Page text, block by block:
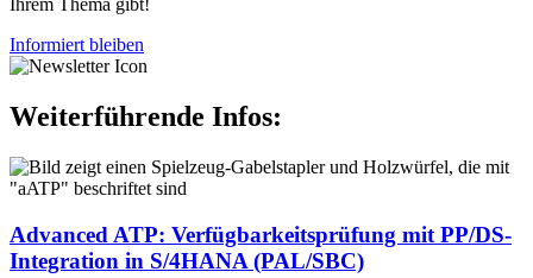
Ihrem Thema gibt!
Informiert bleiben
Weiterführende Infos:
Advanced ATP: Verfügbarkeitsprüfung mit PP/DS-
Integration in S/4HANA (PAL/SBC)